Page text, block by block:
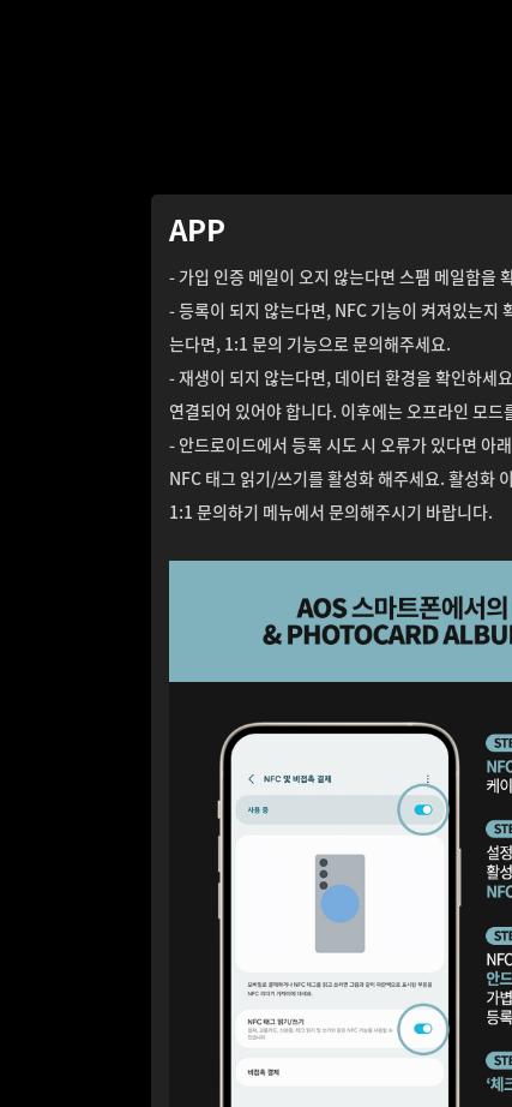
APP
- 가입 인증 메일이 오지 않는다면 스팸 메일함을
- 등록이 되지 않는다면, NFC 기능이 켜져있는지
는다면, 1:1 문의 기능으로 문의해주세요.
- 재생이 되지 않는다면, 데이터 환경을 확인하세
연결되어 있어야 합니다. 이후에는 오프라인 모드
- 안드로이드에서 등록 시도 시 오류가 있다면 아
NFC 태그 읽기/쓰기를 활성화 해주세요. 활성화
1:1 문의하기 메뉴에서 문의해주시기 바랍니다.